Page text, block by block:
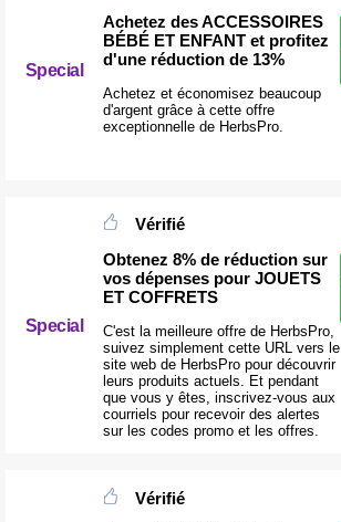
Special
Achetez des ACCESSOIRES
BÉBÉ ET ENFANT et profitez
d'une réduction de 13%
Achetez et économisez beaucoup
d'argent grâce à cette offre
exceptionnelle de HerbsPro.
Special
Vérifié
Obtenez 8% de réduction sur
vos dépenses pour JOUETS
ET COFFRETS
C'est la meilleure offre de HerbsPro,
suivez simplement cette URL vers le
site web de HerbsPro pour découvrir
leurs produits actuels. Et pendant
que vous y êtes, inscrivez-vous aux
courriels pour recevoir des alertes
sur les codes promo et les offres.
Vérifié